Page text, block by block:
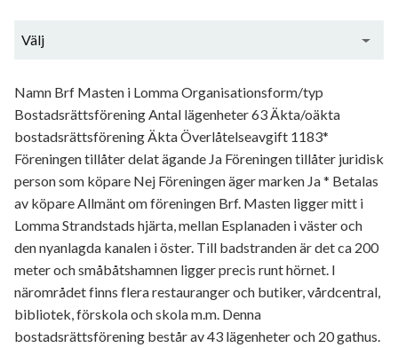
Välj
Namn Brf Masten i Lomma Organisationsform/typ
Bostadsrättsförening Antal lägenheter 63 Äkta/oäkta
bostadsrättsförening Äkta Överlåtelseavgift 1183*
Föreningen tillåter delat ägande Ja Föreningen tillåter juridisk
person som köpare Nej Föreningen äger marken Ja * Betalas
av köpare Allmänt om föreningen Brf. Masten ligger mitt i
Lomma Strandstads hjärta, mellan Esplanaden i väster och
den nyanlagda kanalen i öster. Till badstranden är det ca 200
meter och småbåtshamnen ligger precis runt hörnet. I
närområdet finns flera restauranger och butiker, vårdcentral,
bibliotek, förskola och skola m.m. Denna
bostadsrättsförening består av 43 lägenheter och 20 gathus.